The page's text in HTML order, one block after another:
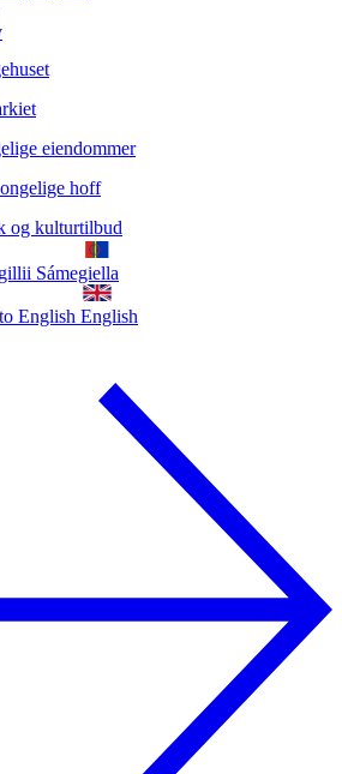
eiendommer
hoff
og kulturtilbud
Sámegiella
English English